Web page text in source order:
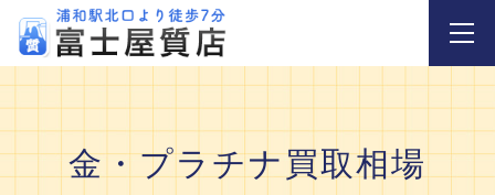
金・プラチナ買取相場